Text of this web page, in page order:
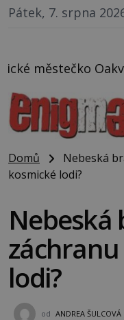
Pátek, 7. srpna
se z nebe snáší
Domů
Nebeská
kosmické lodi?
Nebeská
lodi?
od ANDREA ŠULCOVÁ